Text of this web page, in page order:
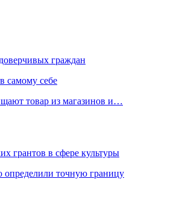
граждан
самому себе
товар из магазинов и…
грантов в сфере культуры
точную границу